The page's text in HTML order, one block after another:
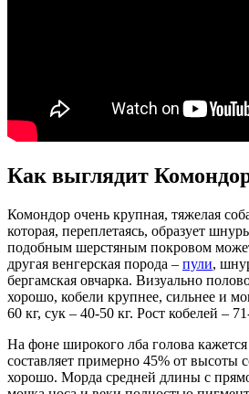
Как выглядит
Комондор очень крупная, тяжелая
которая, переплетаясь, образует
подобным шерстяным покровом может
другая венгерская порода – пули,
бергамская овчарка. Визуально
хорошо, кобели крупнее, сильнее и
60 кг, сук – 40-50 кг. Рост кобелей –
На фоне широкого лба голова
составляет примерно 45% от высоты
хорошо. Морда средней длины с